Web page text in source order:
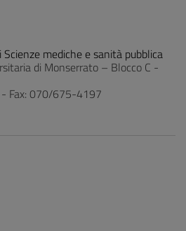
mediche e sanità pubblica
di Monserrato – Blocco C -
Fax: 070/675-4197